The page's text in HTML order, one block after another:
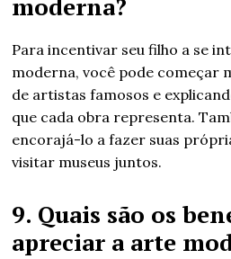
moderna?
Para incentivar seu filho a se
moderna, você pode começar
de artistas famosos e
que cada obra representa.
encorajá-lo a fazer suas
visitar museus juntos.
9. Quais são os
apreciar a arte